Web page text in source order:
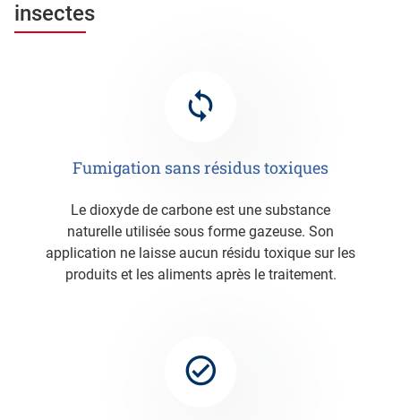
insectes
Fumigation sans résidus toxiques
Le dioxyde de carbone est une substance
naturelle utilisée sous forme gazeuse. Son
application ne laisse aucun résidu toxique sur les
produits et les aliments après le traitement.